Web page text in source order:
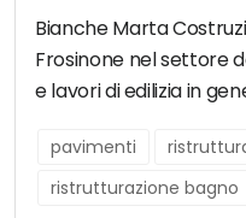
Bianche Marta
Frosinone nel settore
e lavori di edilizia in
pavimenti
ristrutturazione bagno